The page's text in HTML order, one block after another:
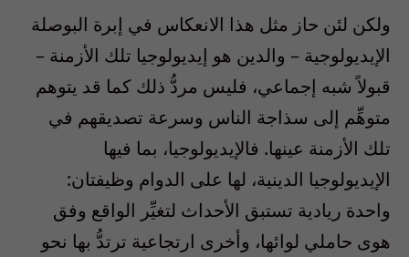
ولكن لئن حاز مثل هذا الانعكاس في إبرة البوصلة
الإيديولوجية – والدين هو إيديولوجيا تلك الأزمنة –
قبولاً شبه إجماعي، فليس مردُّ ذلك كما قد يتوهم
متوهِّم إلى سذاجة الناس وسرعة تصديقهم في
تلك الأزمنة عينها. فالإيديولوجيا، بما فيها
الإيديولوجيا الدينية، لها على الدوام وظيفتان:
واحدة ريادية تستبق الأحداث لتغيِّر الواقع وفق
هوى حاملي لوائها، وأخرى ارتجاعية ترتدُّ بها نحو